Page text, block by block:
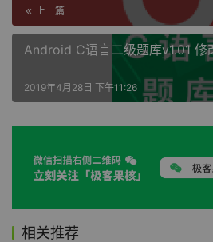
上一篇
Android C语言二级题库v1.01 修
2019年4月28日 下午11:26
相关推荐